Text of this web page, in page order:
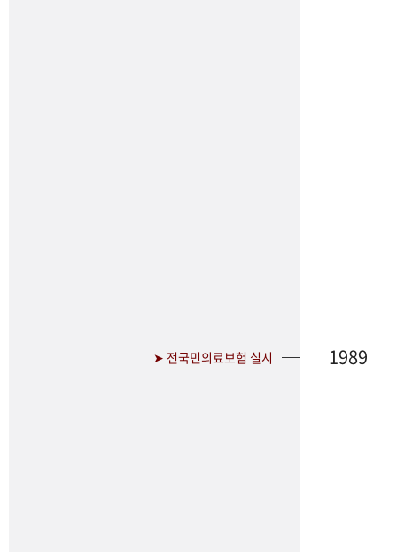
➤ 전국민의료보험 실시 1989